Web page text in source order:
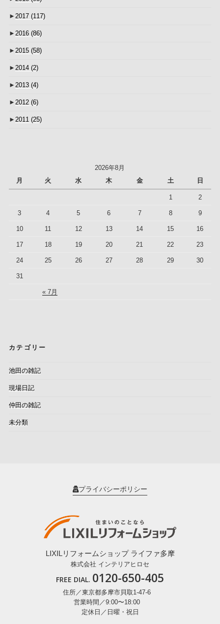
► 2017 (117)
► 2016 (86)
► 2015 (58)
► 2014 (2)
► 2013 (4)
► 2012 (6)
► 2011 (25)
2026年8月
月
火 水 木 金 土 日
« 7月
1 2
3 4 5 6 7 8 9
10 11 12 13 14 15 16
17 18 19 20 21 22 23
24 25 26 27 28 29 30
31
カテゴリー
池田の雑記
現場日記
仲田の雑記
未分類
プライバシーポリシー
LIXILリフォームショップ ライファ多摩
株式会社 インテリアヒロセ
FREE DIAL. 0120-650-405
住所／東京都多摩市貝取1-47-6
営業時間／9:00〜18:00
定休日／日曜・祝日